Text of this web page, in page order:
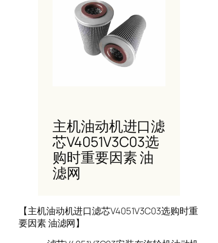
主机油动机进口滤
芯V4051V3C03选
购时重要因素 油
滤网
【主机油动机进口滤芯V4051V3C03选购时重
要因素 油滤网】